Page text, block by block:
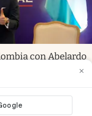
×
con Abelardo
presidencial